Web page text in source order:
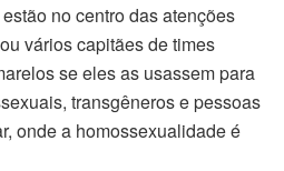
no centro das atenções
vários capitães de times
se eles as usassem para
transgêneros e pessoas
onde a homossexualidade é